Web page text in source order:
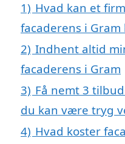
1) Hvad kan et
facaderens i
2) Indhent altid
facaderens i Gram
3) Få nemt 3
du kan være tryg
4) Hvad koster